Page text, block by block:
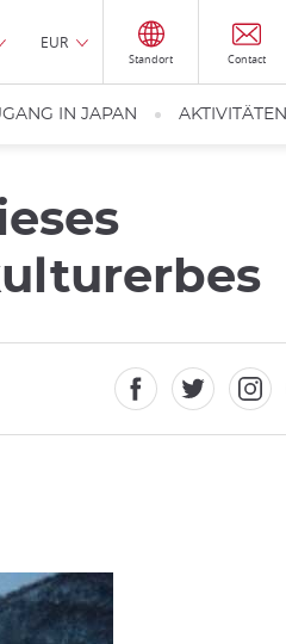
EUR
Standort Contact
IN JAPAN AKTIVITÄTEN